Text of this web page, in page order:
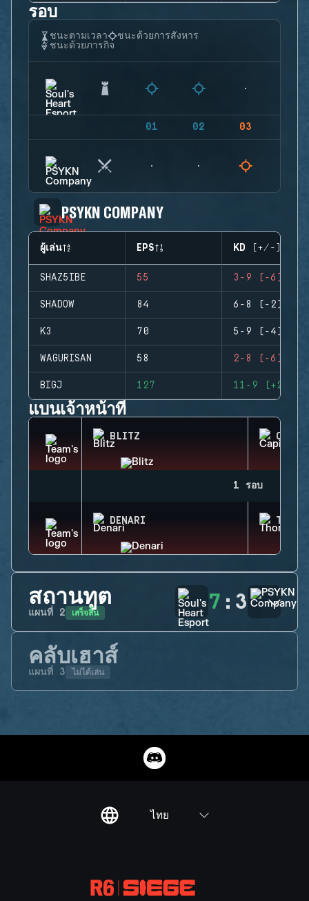
รอบ
ชนะตามเวลา
ชนะด้วยการสังหาร
ชนะด้วยภารกิจ
01 02 03
PSYKN COMPANY
ผู้เล่น EPS KD (+/-)
SHAZ5IBE 55 3-9 (-6)
SHADOW 84 6-8 (-2)
K3 70 5-9 (-4)
WAGURISAN 58 2-8 (-6)
BIGJ 127 11-9 (+2)
แบนเจ้าหน้าที่
BLITZ
1 รอบ
DENARI THORN
สถานทูต
แผนที่ 2 เสร็จสิ้น 7 : 3
คลับเฮาส์
แผนที่ 3 ไม่ได้เล่น
ไทย